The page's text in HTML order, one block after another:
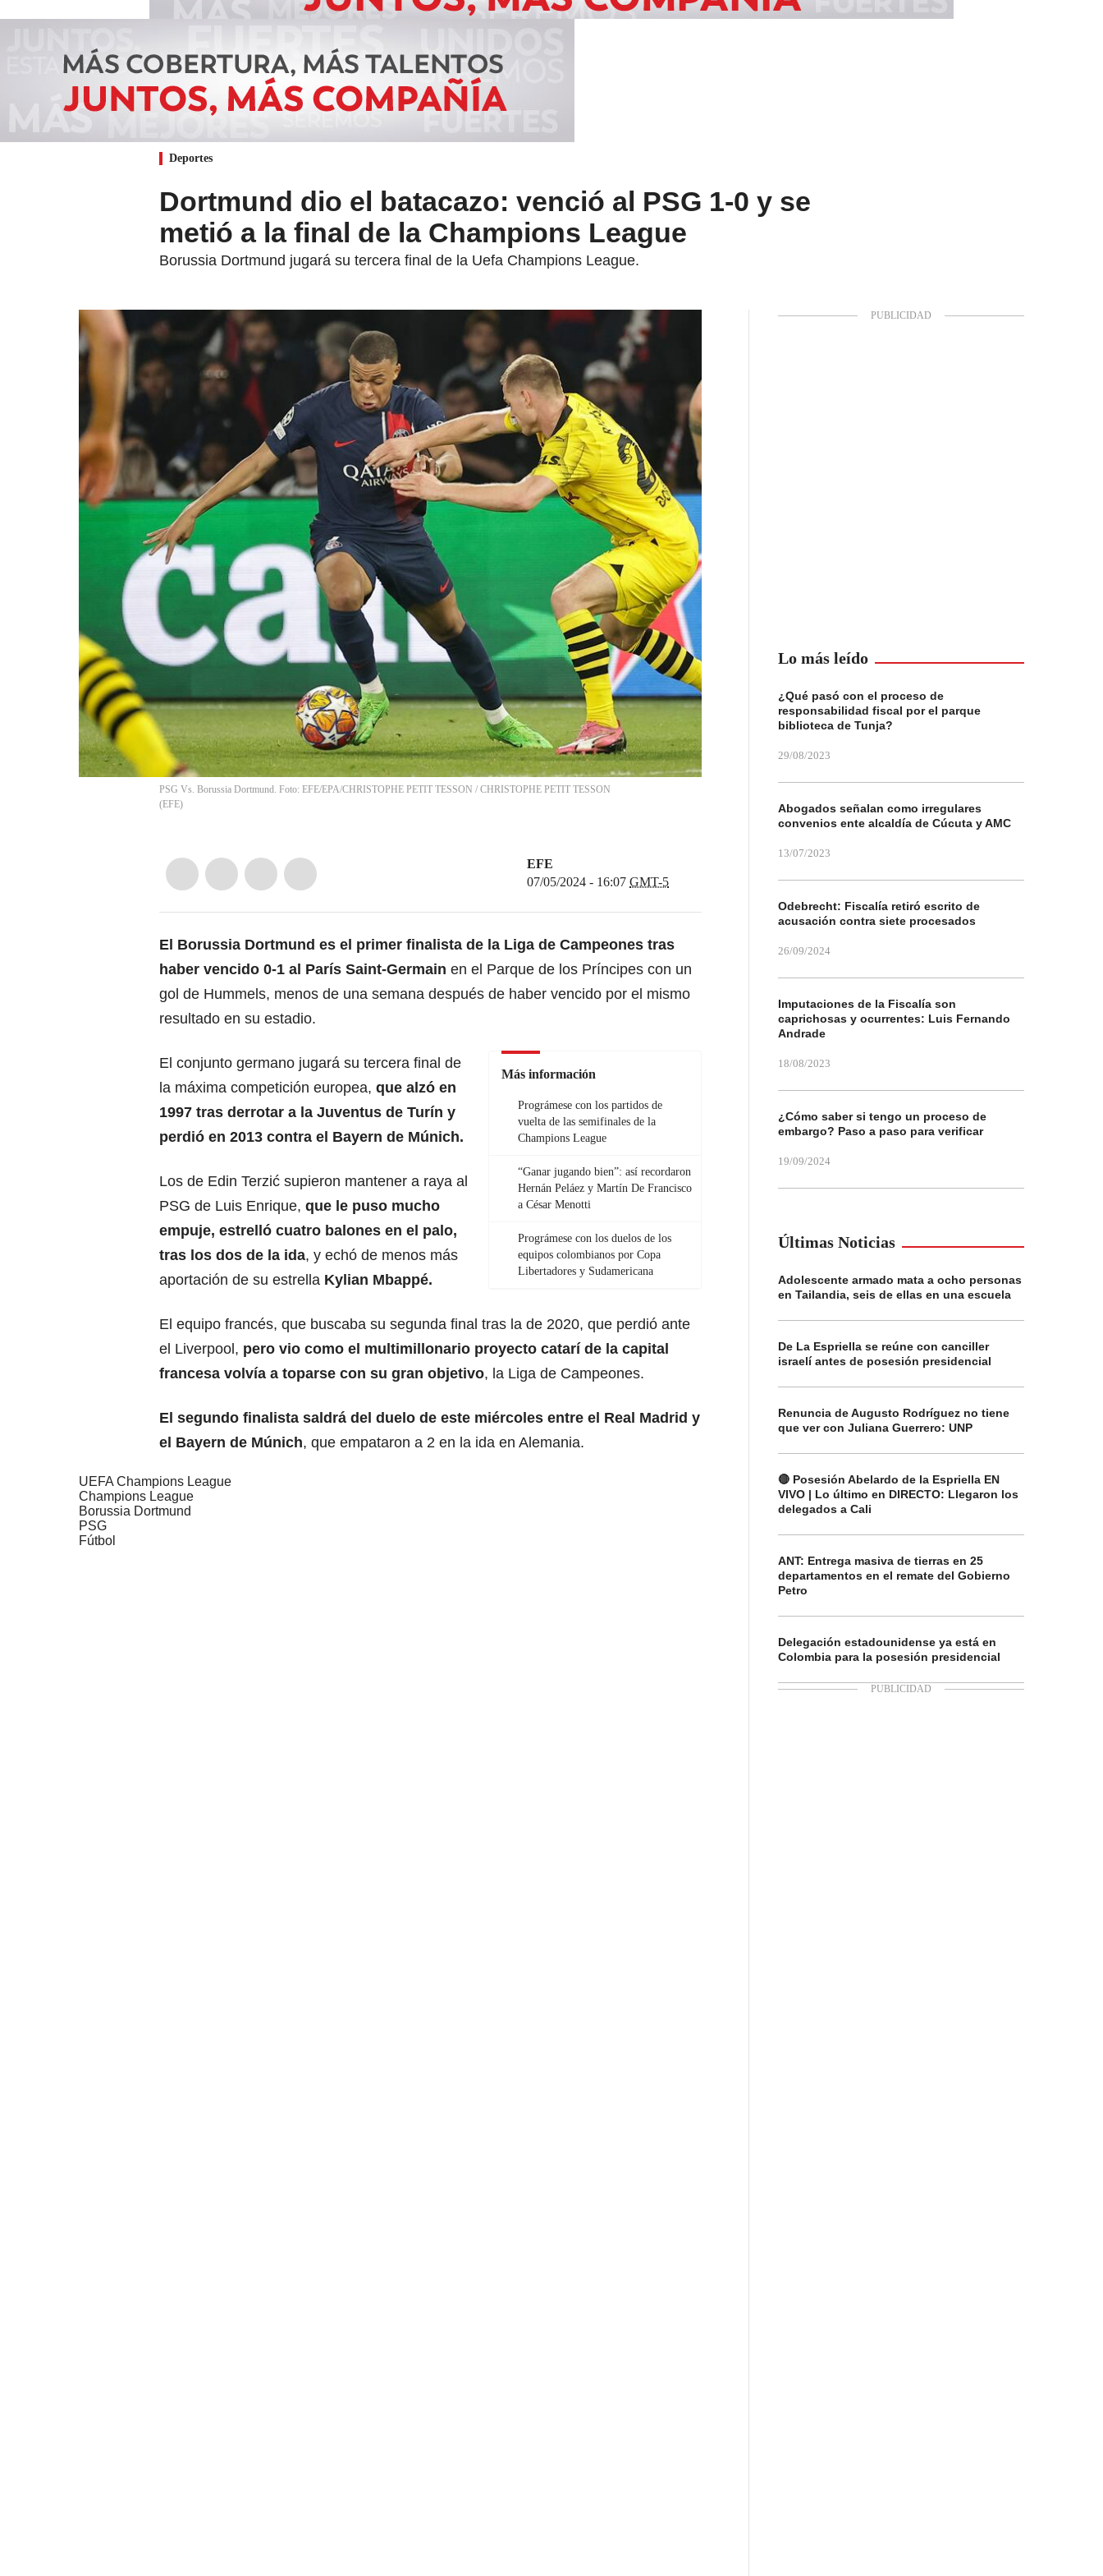
Deportes
Dortmund dio el batacazo: venció al PSG 1-0 y se
metió a la final de la Champions League
Borussia Dortmund jugará su tercera final de la Uefa Champions League.
PSG Vs. Borussia Dortmund. Foto: EFE/EPA/CHRISTOPHE PETIT TESSON / CHRISTOPHE PETIT TESSON
(EFE)
EFE
07/05/2024 - 16:07 GMT-5
El Borussia Dortmund es el primer finalista de la Liga de Campeones tras
haber vencido 0-1 al París Saint-Germain en el Parque de los Príncipes con un
gol de Hummels, menos de una semana después de haber vencido por el mismo
resultado en su estadio.
Más información
Prográmese con los partidos de
vuelta de las semifinales de la
Champions League
“Ganar jugando bien”: así recordaron
Hernán Peláez y Martín De Francisco
a César Menotti
Prográmese con los duelos de los
equipos colombianos por Copa
Libertadores y Sudamericana
El conjunto germano jugará su tercera final de
la máxima competición europea, que alzó en
1997 tras derrotar a la Juventus de Turín y
perdió en 2013 contra el Bayern de Múnich.
Los de Edin Terzić supieron mantener a raya al
PSG de Luis Enrique, que le puso mucho
empuje, estrelló cuatro balones en el palo,
tras los dos de la ida, y echó de menos más
aportación de su estrella Kylian Mbappé.
El equipo francés, que buscaba su segunda final tras la de 2020, que perdió ante
el Liverpool, pero vio como el multimillonario proyecto catarí de la capital
francesa volvía a toparse con su gran objetivo, la Liga de Campeones.
El segundo finalista saldrá del duelo de este miércoles entre el Real Madrid y
el Bayern de Múnich, que empataron a 2 en la ida en Alemania.
UEFA Champions League
Champions League
Borussia Dortmund
PSG
Fútbol
Lo más leído
¿Qué pasó con el proceso de
responsabilidad fiscal por el parque
biblioteca de Tunja?
29/08/2023
Abogados señalan como irregulares
convenios ente alcaldía de Cúcuta y AMC
13/07/2023
Odebrecht: Fiscalía retiró escrito de
acusación contra siete procesados
26/09/2024
Imputaciones de la Fiscalía son
caprichosas y ocurrentes: Luis Fernando
Andrade
18/08/2023
¿Cómo saber si tengo un proceso de
embargo? Paso a paso para verificar
19/09/2024
Últimas Noticias
Adolescente armado mata a ocho personas
en Tailandia, seis de ellas en una escuela
De La Espriella se reúne con canciller
israelí antes de posesión presidencial
Renuncia de Augusto Rodríguez no tiene
que ver con Juliana Guerrero: UNP
🔴 Posesión Abelardo de la Espriella EN
VIVO | Lo último en DIRECTO: Llegaron los
delegados a Cali
ANT: Entrega masiva de tierras en 25
departamentos en el remate del Gobierno
Petro
Delegación estadounidense ya está en
Colombia para la posesión presidencial